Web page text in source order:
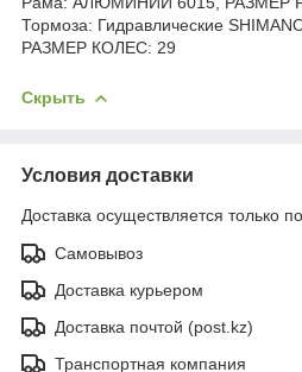
Тормоза: Гидравлические
РАЗМЕР КОЛЕС: 29
Скрыть
Условия доставки
Доставка осуществляется только
Самовывоз
Доставка курьером
Доставка почтой (post.kz)
Транспортная компания